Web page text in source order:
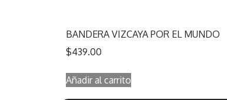
BANDERA VIZCAYA POR EL MUNDO
$439.00
Añadir al carrito